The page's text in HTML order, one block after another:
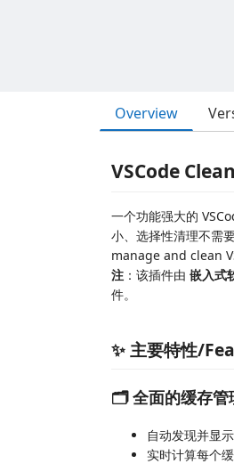
Overview
VSCode
一个功能强大的
小、选择性清理不需
manage and clean
注 ：该插件由 嵌入式
件。
✨ 主要特性/
🗂️ 全面的缓存管
自动发现并显
实时计算每个